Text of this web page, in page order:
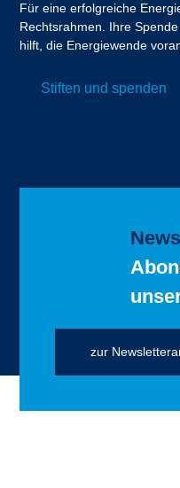
Für eine erfolgreiche
Rechtsrahmen. Ihre
hilft, die Energiewende
Stiften und spenden
zur